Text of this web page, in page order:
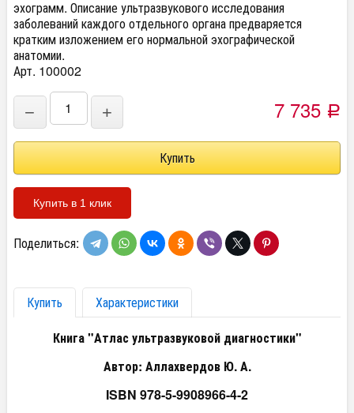
эхограмм. Описание ультразвукового исследования
заболеваний каждого отдельного органа предваряется
кратким изложением его нормальной эхографической
анатомии.
Арт. 100002
− + 7 735 Р
Купить в 1 клик
Поделиться:
Купить
Характеристики
Книга "Атлас ультразвуковой диагностики"
Автор: Аллахвердов Ю. А.
ISBN 978-5-9908966-4-2